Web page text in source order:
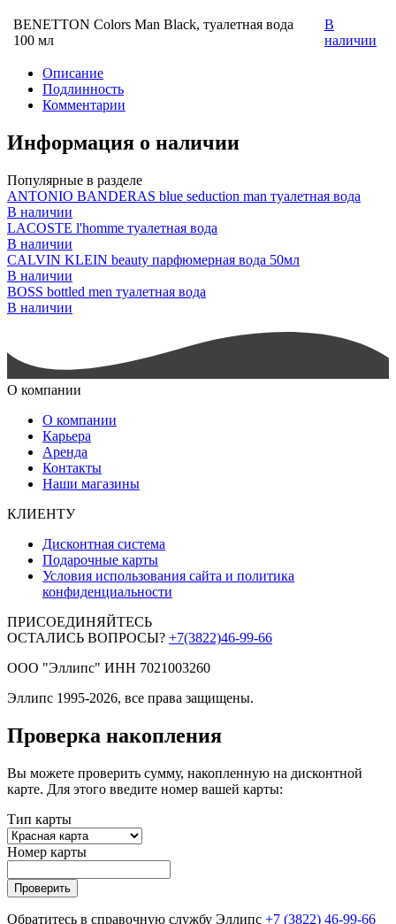
BENETTON Colors Man Black, туалетная вода
100 мл
В
наличии
Описание
Подлинность
Комментарии
Информация о наличии
Популярные в разделе
ANTONIO BANDERAS blue seduction man туалетная вода
В наличии
LACOSTE l'homme туалетная вода
В наличии
CALVIN KLEIN beauty парфюмерная вода 50мл
В наличии
BOSS bottled men туалетная вода
В наличии
О компании
О компании
Карьера
Аренда
Контакты
Наши магазины
КЛИЕНТУ
Дисконтная система
Подарочные карты
Условия использования сайта и политика
конфиденциальности
ПРИСОЕДИНЯЙТЕСЬ
ОСТАЛИСЬ ВОПРОСЫ? +7(3822)46-99-66
ООО "Эллипс" ИНН 7021003260
Эллипс 1995-2026, все права защищены.
Проверка накопления
Вы можете проверить сумму, накопленную на дисконтной
карте. Для этого введите номер вашей карты:
Тип карты
Номер карты
Проверить
Обратитесь в справочную службу Эллипс +7 (3822) 46-99-66